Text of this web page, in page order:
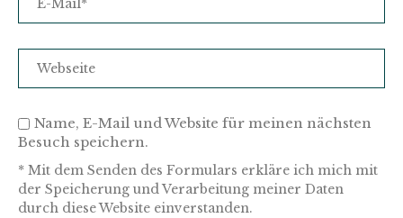
Name, E-Mail und Website für meinen nächsten
Besuch speichern.
* Mit dem Senden des Formulars erkläre ich mich mit
der Speicherung und Verarbeitung meiner Daten
durch diese Website einverstanden.